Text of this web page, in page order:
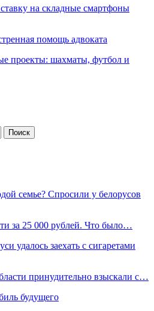
на складные смартфоны
помощь адвоката
проекты: шахматы, футбол и
семье? Спросили у белорусов
за 25 000 рублей. Что было…
удалось заехать с сигаретами
принудительно взыскали с…
будущего